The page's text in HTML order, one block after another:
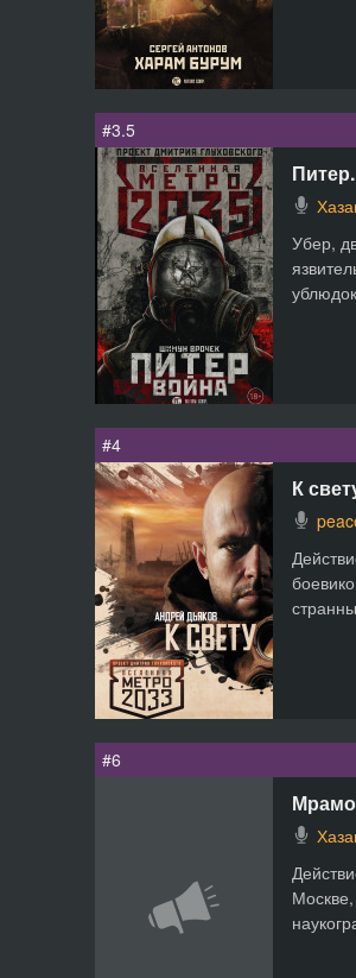
#3.5
Убер,
#4
К
#6